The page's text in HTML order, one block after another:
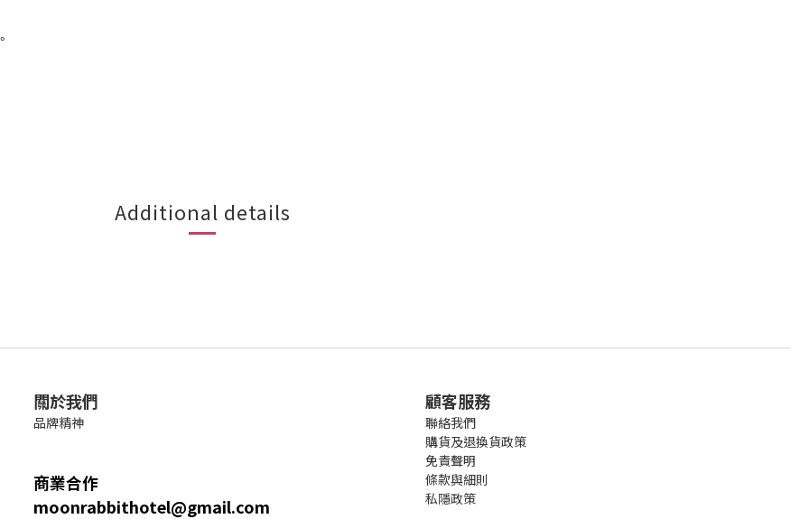
Additional details
關於我們
品牌精神
商業合作
moonrabbithotel@gmail.com
顧客服務
聯絡我們
購貨及退換貨政策
免責聲明
條款與細則
私隱政策